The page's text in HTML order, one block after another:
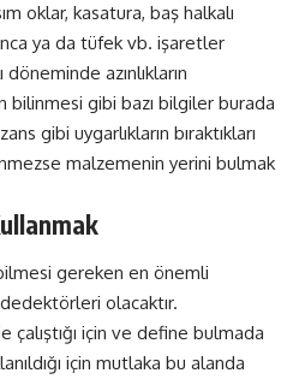
oklar, kasatura, baş halkalı
ya da tüfek vb. işaretler
döneminde azınlıkların
bilinmesi gibi bazı bilgiler burada
gibi uygarlıkların bıraktıkları
malzemenin yerini bulmak
gereken en önemli
olacaktır.
için ve define bulmada
için mutlaka bu alanda